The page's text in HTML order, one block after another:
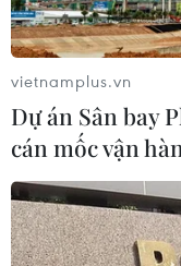
vietnamplus.vn
Dự án Sân bay
cán mốc vận